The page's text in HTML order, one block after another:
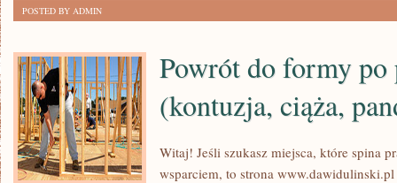
POSTED BY ADMIN
Powrót do formy
(kontuzja, ciąża,
Witaj! Jeśli szukasz miejsca, które spina
wsparciem, to strona www.dawidulinski.pl